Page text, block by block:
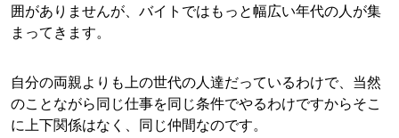
囲がありませんが、バイトではもっと幅広い年代の人が集
まってきます。
自分の両親よりも上の世代の人達だっているわけで、当然
のことながら同じ仕事を同じ条件でやるわけですからそこ
に上下関係はなく、同じ仲間なのです。